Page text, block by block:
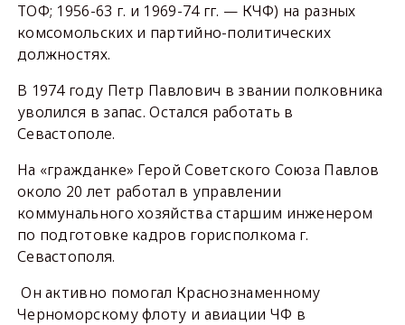
ТОФ; 1956-63 г. и 1969-74 гг. — КЧФ) на разных
комсомольских и партийно-политических
должностях.
В 1974 году Петр Павлович в звании полковника
уволился в запас. Остался работать в
Севастополе.
На «гражданке» Герой Советского Союза Павлов
около 20 лет работал в управлении
коммунального хозяйства старшим инженером
по подготовке кадров горисполкома г.
Севастополя.
Он активно помогал Краснознаменному
Черноморскому флоту и авиации ЧФ в